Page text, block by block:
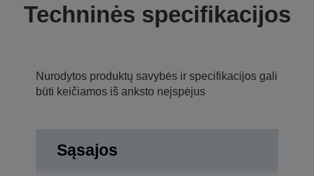
Techninės specifikacijos
Nurodytos produktų savybės ir specifikacijos gali
būti keičiamos iš anksto neįspėjus
Sąsajos